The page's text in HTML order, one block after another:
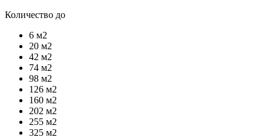
Количество до
6 м2
20 м2
42 м2
74 м2
98 м2
126 м2
160 м2
202 м2
255 м2
325 м2